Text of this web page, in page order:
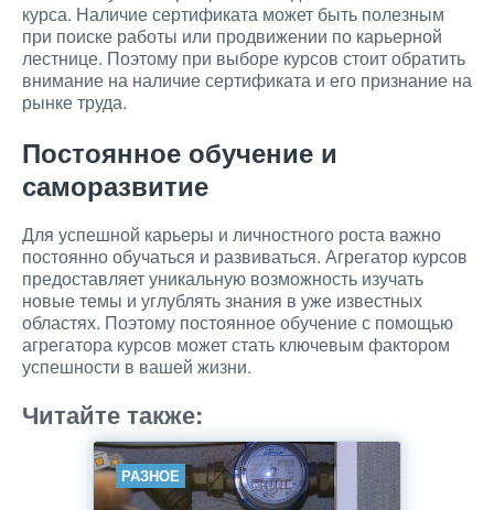
курса. Наличие сертификата может быть полезным
при поиске работы или продвижении по карьерной
лестнице. Поэтому при выборе курсов стоит обратить
внимание на наличие сертификата и его признание на
рынке труда.
Постоянное обучение и
саморазвитие
Для успешной карьеры и личностного роста важно
постоянно обучаться и развиваться. Агрегатор курсов
предоставляет уникальную возможность изучать
новые темы и углублять знания в уже известных
областях. Поэтому постоянное обучение с помощью
агрегатора курсов может стать ключевым фактором
успешности в вашей жизни.
Читайте также:
РАЗНОЕ